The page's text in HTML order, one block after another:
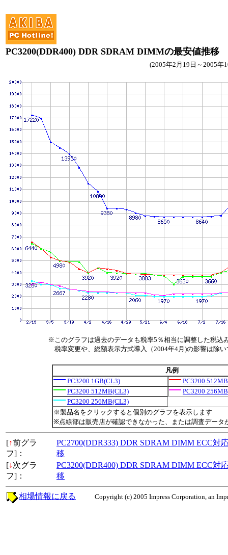
PC3200(DDR400) DDR SDRAM DIMMの最安値推移
(2005年2月19日～2005年
※このグラフは過去のデータも税率5％相当に調整した税込
税率変更や、総額表示方式導入（2004年4月)の影響は除い
凡例
PC3200 1GB(CL3)
PC3200
PC3200 512MB(CL3)
PC3200
PC3200 256MB(CL3)
※製品名をクリックすると個別のグラフを表示します
※点線部は販売店が確認できなかった、または調査データ
[↑前グラ
フ]：
PC2700(DDR333) DDR SDRAM DIMM ECC対
移
[↓次グラ
フ]：
PC3200(DDR400) DDR SDRAM DIMM ECC対
移
Copyright (c) 2005 Impress Corporation, an
相場情報に戻る